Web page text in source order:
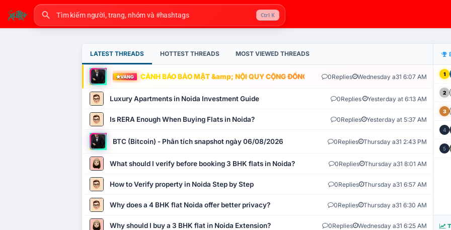
Ctrl K
LATEST THREADS HOTTEST THREADS MOST VIEWED THREADS
VÀNG CẢNH BÁO BẢO MẬT &amp; NỘI QUY CỘNG ĐỒNG VLIKE.VN: HỆ THỐNG GIÁM SÁT TỰ
0Replies Wednesday a31 6:07 AM
Luxury Apartments in Noida Investment Guide 0Replies Yesterday at 6:13 AM
Is RERA Enough When Buying Flats in Noida? 0Replies Yesterday at 5:37 AM
BTC (Bitcoin) - Phân tích snapshot ngày 06/08/2026 0Replies Thursday a31 2:43 PM
What should I verify before booking 3 BHK flats in Noida? 0Replies Thursday a31 8:01 AM
How to Verify property in Noida Step by Step 0Replies Thursday a31 6:57 AM
Why does a 4 BHK flat Noida offer better privacy? 0Replies Thursday a31 6:30 AM
Why should I buy a 3 BHK flat in Noida Extension? 0Replies Wednesday a31 6:25 AM
1
2
3
4
5